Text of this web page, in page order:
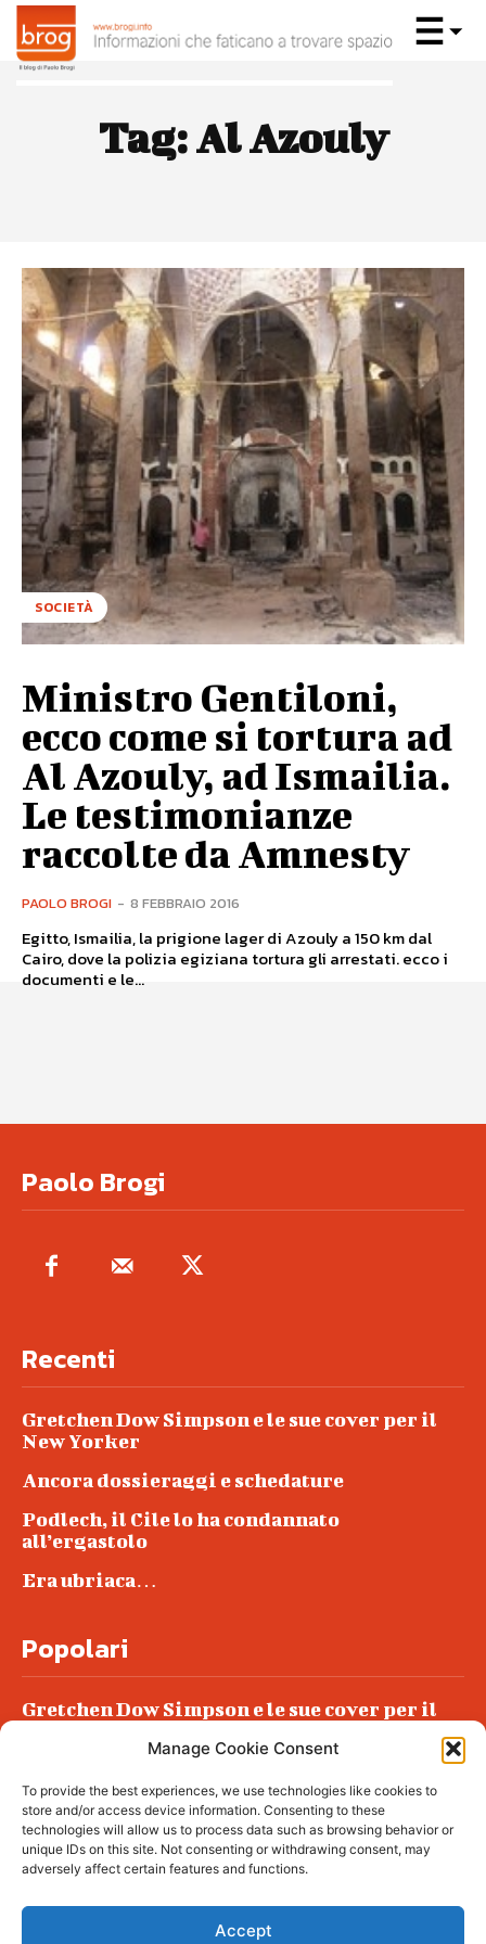
Manage Cookie Consent
To provide the best experiences, we use technologies like cookies to
store and/or access device information. Consenting to these
technologies will allow us to process data such as browsing behavior or
unique IDs on this site. Not consenting or withdrawing consent, may
adversely affect certain features and functions.
Accept
Tag:Al Azouly
SOCIETÀ
Ministro Gentiloni,
ecco come si tortura ad
Al Azouly, ad Ismailia.
Le testimonianze
raccolte da Amnesty
PAOLO BROGI - 8 FEBBRAIO 2016
Egitto, Ismailia, la prigione lager di Azouly a 150 km dal
Cairo, dove la polizia egiziana tortura gli arrestati. ecco i
documenti e le...
Paolo Brogi
Recenti
Gretchen Dow Simpson e le sue cover per il
New Yorker
Ancora dossieraggi e schedature
Podlech, il Cile lo ha condannato
all’ergastolo
Era ubriaca…
Popolari
Gretchen Dow Simpson e le sue cover per il
Podlech, il Cile lo ha condannato
all’ergastolo
Era ubriaca…